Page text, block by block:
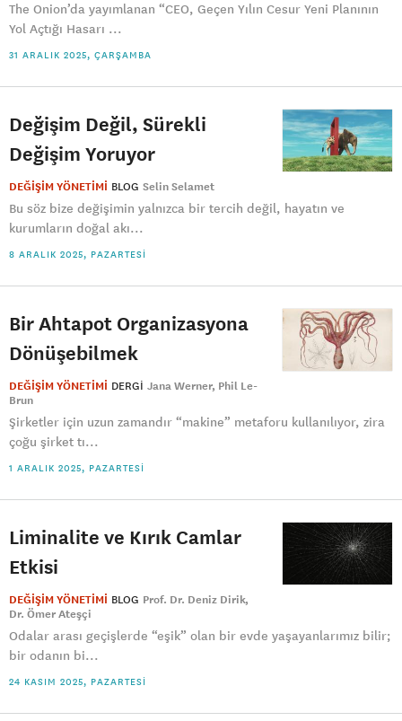
The Onion’da yayımlanan “CEO, Geçen Yılın Cesur Yeni Planının
Yol Açtığı Hasarı ...
31 ARALIK 2025, ÇARŞAMBA
Değişim Değil, Sürekli
Değişim Yoruyor
DEĞİŞİM YÖNETİMİ BLOG Selin Selamet
Bu söz bize değişimin yalnızca bir tercih değil, hayatın ve
kurumların doğal akı...
8 ARALIK 2025, PAZARTESI
Bir Ahtapot Organizasyona
Dönüşebilmek
DEĞİŞİM YÖNETİMİ DERGI Jana Werner, Phil Le-
Brun
Şirketler için uzun zamandır “makine” metaforu kullanılıyor, zira
çoğu şirket tı...
1 ARALIK 2025, PAZARTESI
Liminalite ve Kırık Camlar
Etkisi
DEĞİŞİM YÖNETİMİ BLOG Prof. Dr. Deniz Dirik
Dr. Ömer Ateşçi
Odalar arası geçişlerde “eşik” olan bir evde yaşayanlarımız bilir;
bir odanın bi...
24 KASIM 2025, PAZARTESI